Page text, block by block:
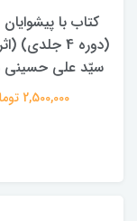
هدایت
4 جلدی) (اثر آیت الله
میلانی)